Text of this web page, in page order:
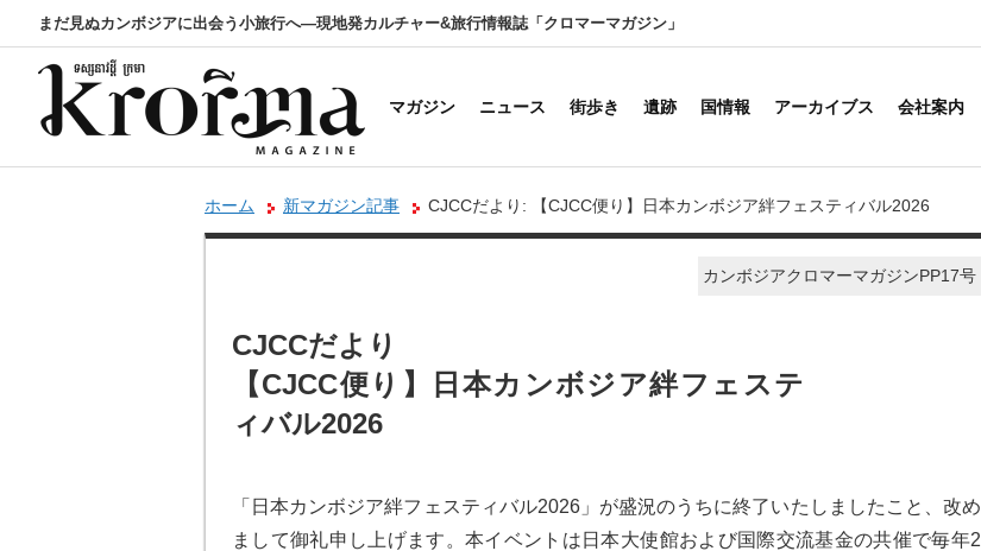
まだ見ぬカンボジアに出会う小旅行へ―現地発カルチャー&旅行情報誌「クロマーマガジン」
マガジン ニュース 街歩き 遺跡 国情報 アーカイブス 会社案内
ホーム 新マガジン記事 CJCCだより: 【CJCC便り】日本カンボジア絆フェスティバル2026
カンボジアクロマーマガジンPP17号
CJCCだより
【CJCC便り】日本カンボジア絆フェステ
ィバル2026
「日本カンボジア絆フェスティバル2026」が盛況のうちに終了いたしましたこと、改め
まして御礼申し上げます。本イベントは日本大使館および国際交流基金の共催で毎年2